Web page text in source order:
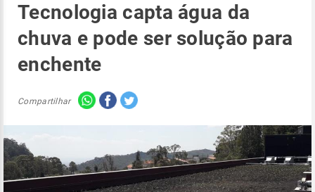
Tecnologia capta água da
chuva e pode ser solução para
enchente
Compartilhar